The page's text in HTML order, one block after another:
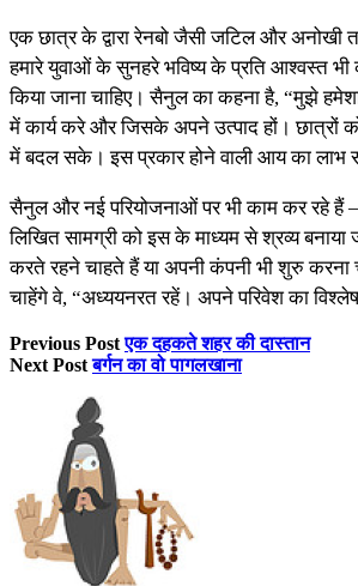
एक छात्र के द्वारा रेनबो जैसी जटिल और अनोखी
हमारे युवाओं के सुनहरे भविष्य के प्रति आश्वस्त
किया जाना चाहिए। सैनुल का कहना है, “मुझे
में कार्य करे और जिसके अपने उत्पाद हों। छात्रों
में बदल सके। इस प्रकार होने वाली आय का लाभ
सैनुल और नई परियोजनाओं पर भी काम कर रहे हैं –
लिखित सामग्री को इस के माध्यम से श्रव्य
करते रहने चाहते हैं या अपनी कंपनी भी शुरु
चाहेंगे वे, “अध्ययनरत रहें। अपने परिवेश का
Previous Post एक दहकते शहर की दास्तान
Next Post बर्गन का वो पागलखाना